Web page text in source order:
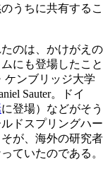
うちに共有するこ
のは、かけがえの
にも登場したこと
ケンブリッジ大学
Sauter。ドイ
に登場）などがそう
ドスプリングハー
が、海外の研究者
ていたのである。